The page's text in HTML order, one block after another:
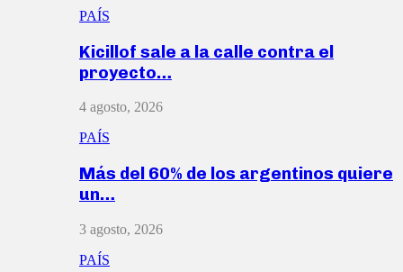
PAÍS
Kicillof sale a la calle contra el
proyecto…
4 agosto, 2026
PAÍS
Más del 60% de los argentinos quiere
un…
3 agosto, 2026
PAÍS